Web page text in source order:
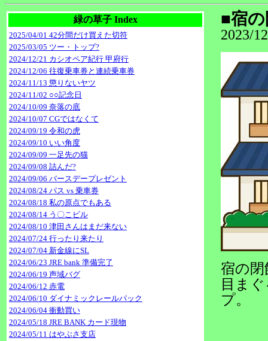
緑の草子 Index
2025/04/01 42分間だけ買えた切符
2025/03/05 ツー・トップ?
2024/12/21 カシオペア紀行 甲府行
2024/12/06 往復乗車券と連続乗車券
2024/11/13 懲りないヤツ
2024/11/02 ○○記念日
2024/10/09 奈落の底
2024/10/07 CGではなくて
2024/09/19 令和の虎
2024/09/10 いい角度
2024/09/09 一足先の猫
2024/09/08 詰んだ?
2024/09/06 バースデープレゼント
2024/08/24 パス vs 乗車券
2024/08/18 私の原点でもある
2024/08/14 う〇こビル
2024/08/10 津田さんはまだ来ない
2024/07/24 行ったり来たり
2024/07/04 新金線にSL
2024/06/23 JRE bank 準備完了
2024/06/19 声域バグ
2024/06/12 赤電
2024/06/10 ダイナミックレールパック
2024/06/04 衝動買い
2024/05/18 JRE BANK カード現物
2024/05/11 はやぶさ支店
■宿
2023/
宿の
目ま
プ。